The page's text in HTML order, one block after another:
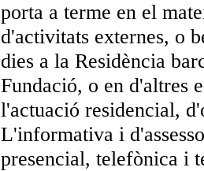
porta a terme en el
d'activitats externes, o
dies a la Residència
Fundació, o en d'altres
l'actuació residencial,
L'informativa i
presencial, telefònica i